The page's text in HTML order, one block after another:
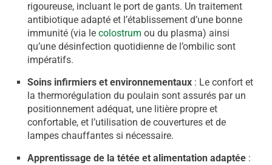
rigoureuse, incluant le port de gants. Un traitement
antibiotique adapté et l’établissement d’une bonne
immunité (via le colostrum ou du plasma) ainsi
qu’une désinfection quotidienne de l’ombilic sont
impératifs.
Soins infirmiers et environnementaux : Le confort et
la thermorégulation du poulain sont assurés par un
positionnement adéquat, une litière propre et
confortable, et l’utilisation de couvertures et de
lampes chauffantes si nécessaire.
Apprentissage de la tétée et alimentation adaptée :